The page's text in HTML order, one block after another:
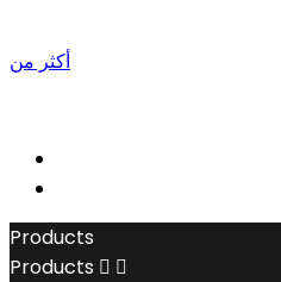
أكثر من
Products
Products  